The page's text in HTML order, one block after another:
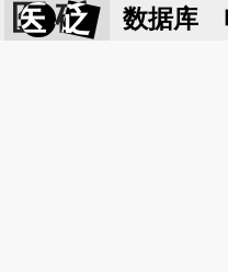
医 砭 数据库